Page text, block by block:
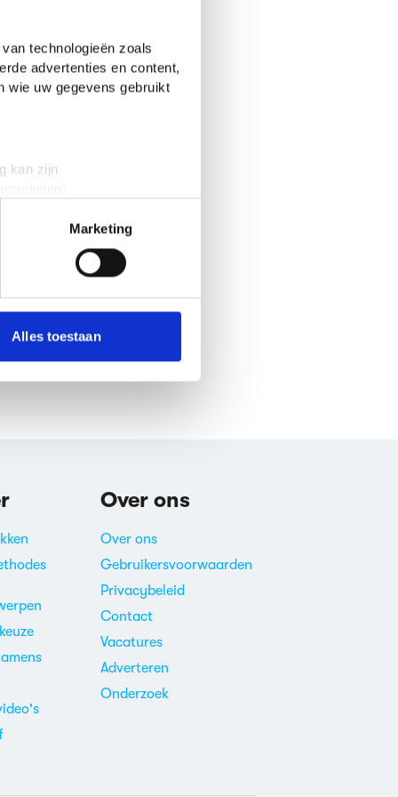
technologieën zoals
advertenties en content,
wie uw gegevens gebruikt
kan zijn
te bieden en om ons
die je aan ze hebt
Marketing
Alles toestaan
is geëindigd met 1 stem .
Over ons
Over ons
Gebruikersvoorwaarden
Privacybeleid
Contact
Vacatures
Adverteren
Onderzoek